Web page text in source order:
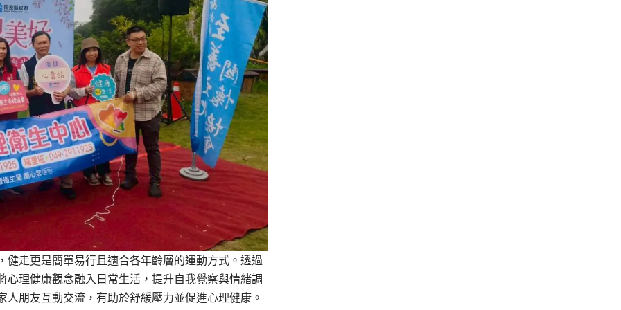
走更是簡單易行且適合各年齡層的運動方式。透過
理健康觀念融入日常生活，提升自我覺察與情緒調
朋友互動交流，有助於舒緩壓力並促進心理健康。